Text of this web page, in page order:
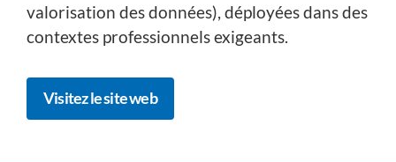
valorisation des données), déployées dans des
contextes professionnels exigeants.
Visitez le site web